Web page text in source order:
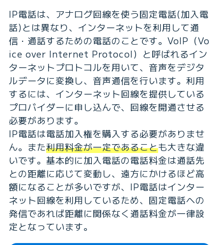
IP電話は、アナログ回線を使う固定電話(加入電
話)とは異なり、インターネットを利用して通
信・通話するための電話のことです。VoIP（Vo
ice over Internet Protocol）と呼ばれるイン
ターネットプロトコルを用いて、音声をデジタ
ルデータに変換し、音声通信を行います。利用
するには、インターネット回線を提供している
プロバイダーに申し込んで、回線を開通させる
必要があります。
IP電話は電話加入権を購入する必要がありませ
ん。また利用料金が一定であることも大きな違
いです。基本的に加入電話の電話料金は通話先
との距離に応じて変動し、遠方にかけるほど高
額になることが多いですが、IP電話はインター
ネット回線を利用しているため、固定電話への
発信であれば距離に関係なく通話料金が一律設
定となっています。